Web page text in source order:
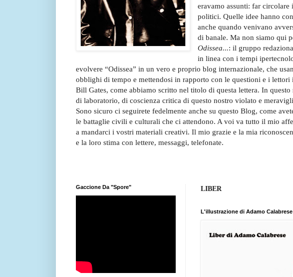
eravamo assunti: far
politici. Quelle idee hanno
anche quando venivano
di banale. Ma non siamo qui
Odissea...: il gruppo
in linea con i tempi
evolvere “Odissea” in un vero e proprio blog internazionale, che
obblighi di tempo e mettendosi in rapporto con le questioni e i
Bill Gates, come abbiamo scritto nel titolo di questa lettera. In
di laboratorio, di coscienza critica di questo nostro violato e
Sono sicuro ci seguirete fedelmente anche su questo Blog, come
le battaglie civili e culturali che ci attendono. A voi va tutto il mio
a mandarci i vostri materiali creativi. Il mio grazie e la mia
e la loro stima con lettere, messaggi, telefonate.
LIBER
L'illustrazione di Adamo Calabrese
Gaccione Da "Spore"